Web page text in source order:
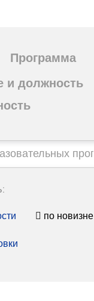
Программа
и должность
по новизне